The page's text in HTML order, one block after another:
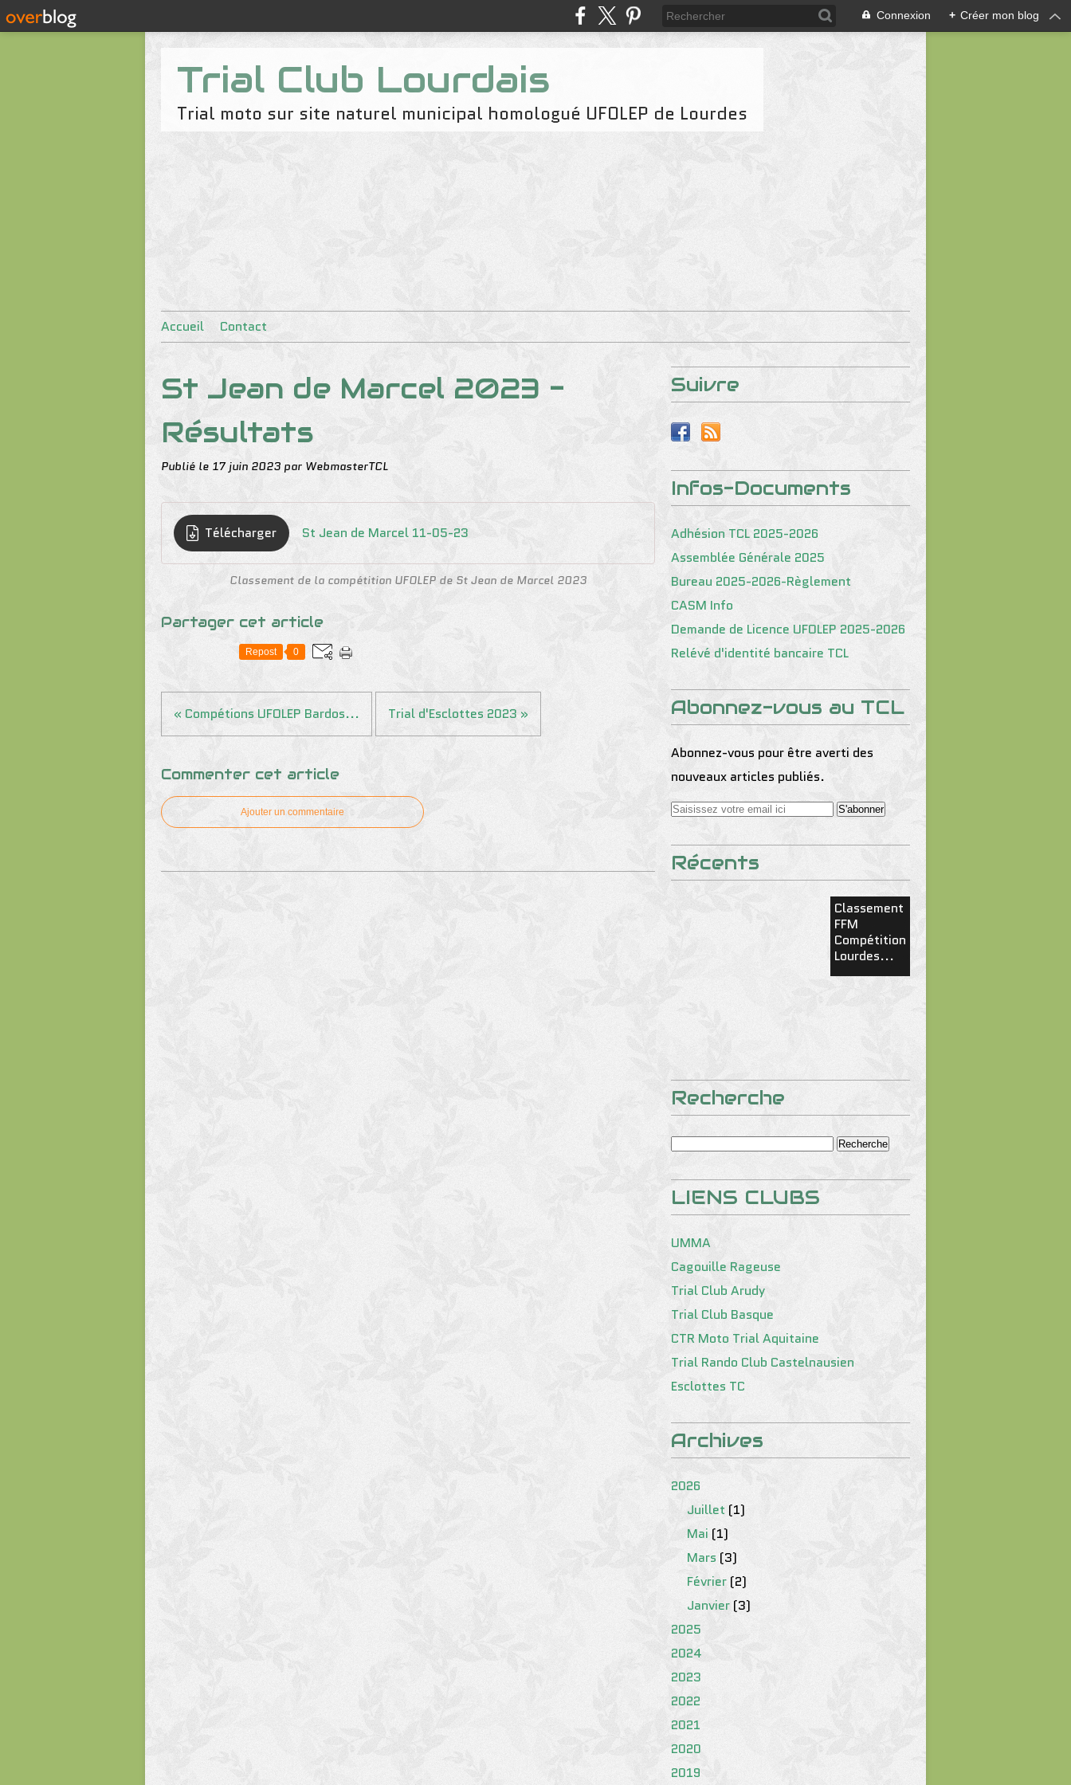
Connexion + Créer mon blog
Trial Club Lourdais
Trial moto sur site naturel municipal homologué UFOLEP de Lourdes
Accueil Contact
St Jean de Marcel 2023 -
Résultats
Publié le 17 juin 2023 par WebmasterTCL
Télécharger St Jean de Marcel 11-05-23
Classement de la compétition UFOLEP de St Jean de Marcel 2023
Partager cet article
Repost 0
« Compétions UFOLEP Bardos... Trial d'Esclottes 2023 »
Commenter cet article
Ajouter un commentaire
Suivre
Infos-Documents
Adhésion TCL 2025-2026
Assemblée Générale 2025
Bureau 2025-2026-Règlement
CASM Info
Demande de Licence UFOLEP 2025-2026
Relévé d'identité bancaire TCL
Abonnez-vous au TCL
Abonnez-vous pour être averti des
nouveaux articles publiés.
Récents
Classement
FFM
Compétition
Lourdes...
Recherche
LIENS CLUBS
UMMA
Cagouille Rageuse
Trial Club Arudy
Trial Club Basque
CTR Moto Trial Aquitaine
Trial Rando Club Castelnausien
Esclottes TC
Archives
2026
Juillet (1)
Mai (1)
Mars (3)
Février (2)
Janvier (3)
2025
2024
2023
2022
2021
2020
2019